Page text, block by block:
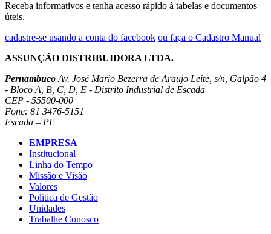
Receba informativos e tenha acesso rápido à tabelas e documentos
úteis.
cadastre-se usando a conta do facebook ou faça o Cadastro Manual
ASSUNÇÃO DISTRIBUIDORA LTDA.
Pernambuco Av. José Mario Bezerra de Araujo Leite, s/n, Galpão 4
- Bloco A, B, C, D, E - Distrito Industrial de Escada
CEP - 55500-000
Fone: 81 3476-5151
Escada – PE
EMPRESA
Institucional
Linha do Tempo
Missão e Visão
Valores
Politica de Gestão
Unidades
Trabalhe Conosco